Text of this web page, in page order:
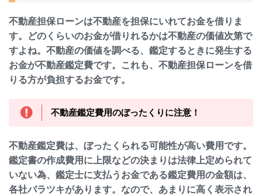
不動産担保ローンは不動産を担保にいれてお金を借りま
す。どのくらいのお金が借りれるかは不動産の価値次第で
すよね。不動産の価値を調べる、鑑定するときに発生する
お金が不動産鑑定費です。これも、不動産担保ローンを借
りる方が負担するお金です。
不動産鑑定費用のぼったくりに注意！
不動産鑑定費は、ぼったくられる可能性が高い費用です。
鑑定書の作成費用に上限などの決まりは法律上定められて
いない為、鑑定士に支払うお金である鑑定費用の金額は、
各社バラツキがあります。なので、あまりに高く表示され